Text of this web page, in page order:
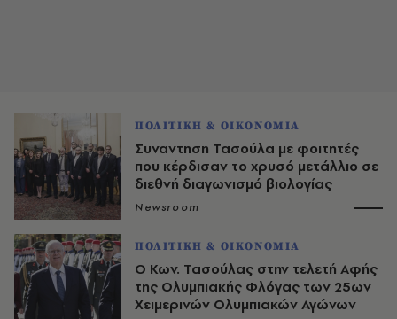
ΠΟΛΙΤΙΚΗ & ΟΙΚΟΝΟΜΙΑ
Συναντηση Τασούλα με φοιτητές
που κέρδισαν το χρυσό μετάλλιο σε
διεθνή διαγωνισμό βιολογίας
Newsroom
ΠΟΛΙΤΙΚΗ & ΟΙΚΟΝΟΜΙΑ
Ο Κων. Τασούλας στην τελετή Αφής
της Ολυμπιακής Φλόγας των 25ων
Χειμερινών Ολυμπιακών Αγώνων